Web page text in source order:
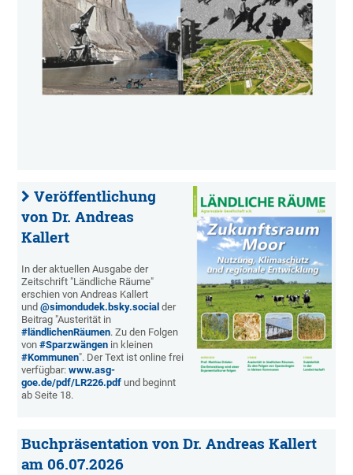
Veröffentlichung
von Dr. Andreas
Kallert
In der aktuellen Ausgabe der
Zeitschrift "Ländliche Räume"
erschien von Andreas Kallert
und@simondudek.bsky.socialder
Beitrag "Austerität in
#ländlichenRäumen. Zu den Folgen
von#Sparzwängen in kleinen
#Kommunen". Der Text ist online frei
verfügbar:www.asg-
goe.de/pdf/LR226.pdf und beginnt
ab Seite 18.
Buchpräsentation von Dr. Andreas Kallert
am 06.07.2026